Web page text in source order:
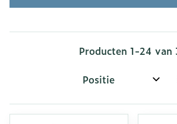
Producten 1-24 van
Sorteer op: